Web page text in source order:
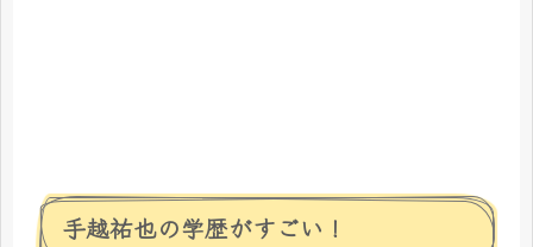
手越祐也の学歴がすごい！